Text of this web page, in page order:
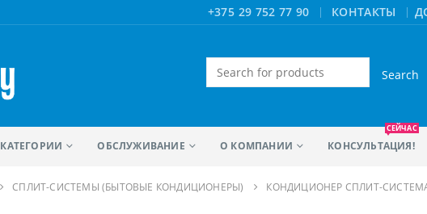
+375 29 752 77 90 | КОНТАКТЫ
Искать:
КАТЕГОРИИ ОБСЛУЖИВАНИЕ О КОМПАНИИ КОНСУЛЬТАЦИЯ!
СЕЙЧАС
CПЛИТ-СИСТЕМЫ (БЫТОВЫЕ КОНДИЦИОНЕРЫ) КОНДИЦИОНЕР СПЛИТ-СИСТЕМА